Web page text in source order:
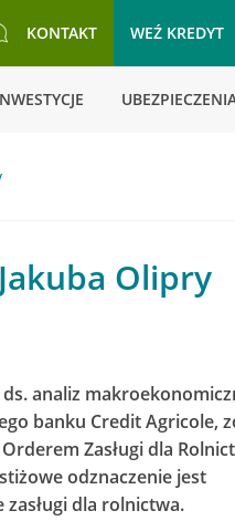
KONTAKT WEŹ KREDYT
Olipry
analiz
banku Credit Agricole,
Zasługi dla
odznaczenie jest
dla rolnictwa.